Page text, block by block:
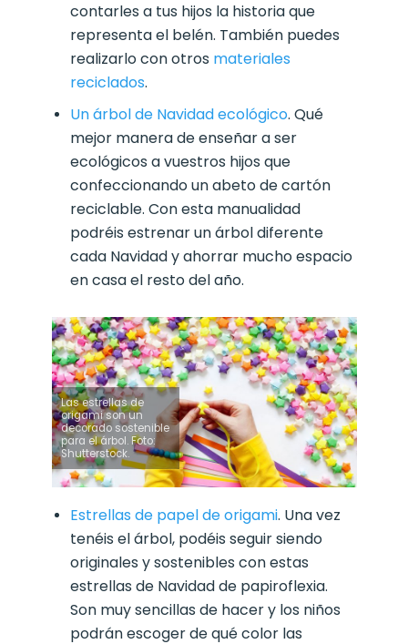
contarles a tus hijos la historia que
representa el belén. También puedes
realizarlo con otros materiales
reciclados.
Un árbol de Navidad ecológico. Qué
mejor manera de enseñar a ser
ecológicos a vuestros hijos que
confeccionando un abeto de cartón
reciclable. Con esta manualidad
podréis estrenar un árbol diferente
cada Navidad y ahorrar mucho espacio
en casa el resto del año.
Las estrellas de
origami son un
decorado sostenible
para el árbol. Foto:
Shutterstock.
Estrellas de papel de origami. Una vez
tenéis el árbol, podéis seguir siendo
originales y sostenibles con estas
estrellas de Navidad de papiroflexia.
Son muy sencillas de hacer y los niños
podrán escoger de qué color las